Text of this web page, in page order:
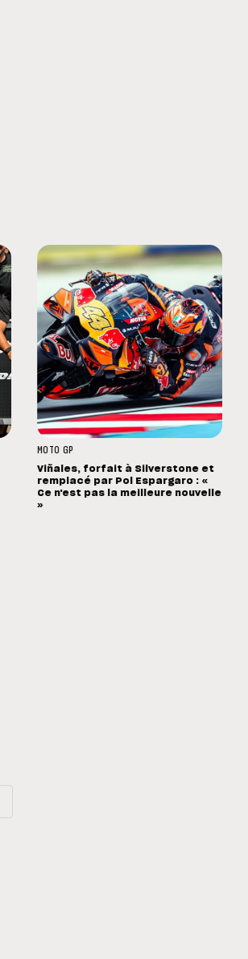
MOTO GP
Viñales, forfait à Silverstone et
remplacé par Pol Espargaro : «
Ce n'est pas la meilleure nouvelle
»